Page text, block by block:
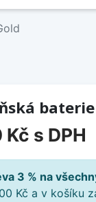
Kč s DPH
3 % na
Kč a v košíku